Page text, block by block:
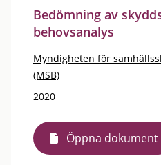
Bedömning av
behovsanalys
Myndigheten för
(MSB)
2020
Öppna dokument